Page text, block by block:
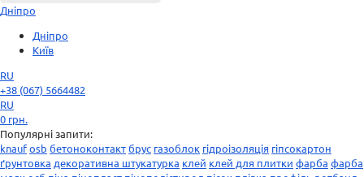
Дніпро
Дніпро
Київ
RU
+38 (067) 5664482
RU
0 грн.
Популярні запити:
knaufosb бетоноконтактбрус газоблок гідроізоляція гіпсокартон
ґрунтовка декоративна штукатурка клей клей для плитки фарба фарба